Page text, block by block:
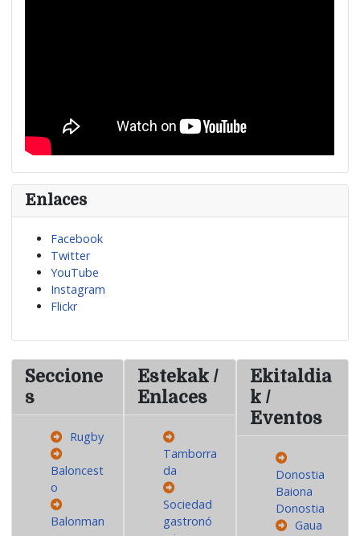
Enlaces
Facebook
Twitter
YouTube
Instagram
Flickr
Seccione
s
Rugby
Baloncest
o
Balonman
Estekak /
Enlaces
Tamborra
da
Sociedad
gastronó
Ekitaldia
k /
Eventos
Donostia
Baiona
Donostia
Gaua